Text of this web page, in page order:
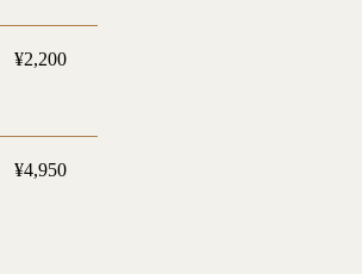
¥2,200
¥4,950